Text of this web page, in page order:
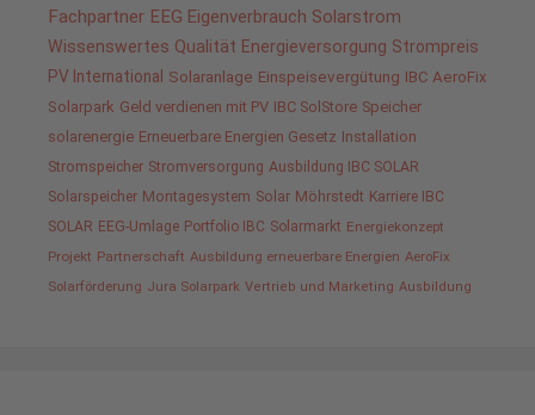
Fachpartner EEG Eigenverbrauch Solarstrom
Wissenswertes Qualität Energieversorgung Strompreis
PV International Solaranlage Einspeisevergütung IBC AeroFix
Solarpark Geld verdienen mit PV IBC SolStore Speicher
solarenergie Erneuerbare Energien Gesetz Installation
Stromspeicher Stromversorgung Ausbildung IBC SOLAR
Solarspeicher Montagesystem Solar Möhrstedt Karriere IBC
SOLAR EEG-Umlage Portfolio IBC Solarmarkt Energiekonzept
Projekt Partnerschaft Ausbildung erneuerbare Energien AeroFix
Solarförderung Jura Solarpark Vertrieb und Marketing Ausbildung